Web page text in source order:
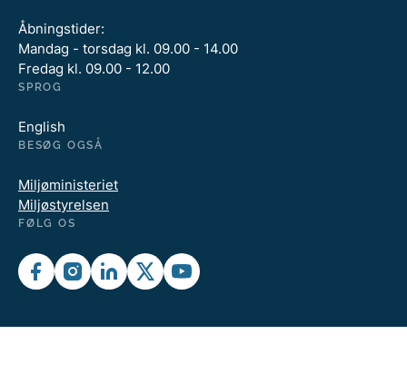
Åbningstider:
Mandag - torsdag kl. 09.00 - 14.00
Fredag kl. 09.00 - 12.00
SPROG
English
BESØG OGSÅ
Miljøministeriet
Miljøstyrelsen
FØLG OS